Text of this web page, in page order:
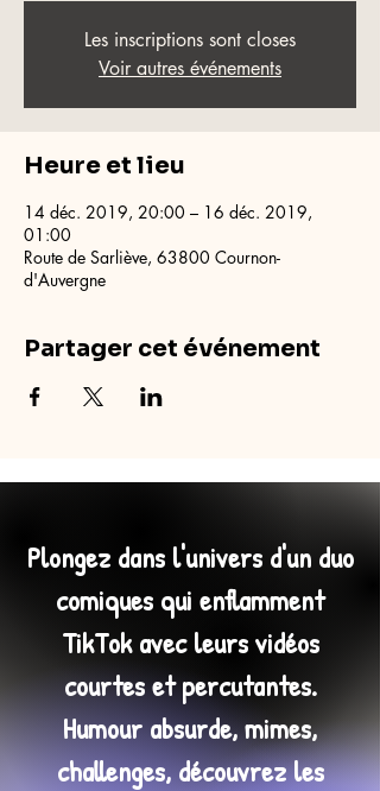
Les inscriptions sont closes
Voir autres événements
Heure et lieu
14 déc. 2019, 20:00 – 16 déc. 2019,
01:00
Route de Sarliève, 63800 Cournon-
d'Auvergne
Partager cet événement
Plongez dans l'univers d'un duo
comiques qui enflamment
TikTok avec leurs vidéos
courtes et percutantes.
Humour absurde, mimes,
challenges, découvrez les